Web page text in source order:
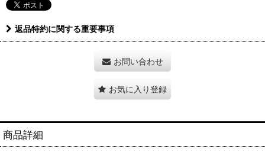
返品特約に関する重要事項
お問い合わせ
お気に入り登録
商品詳細